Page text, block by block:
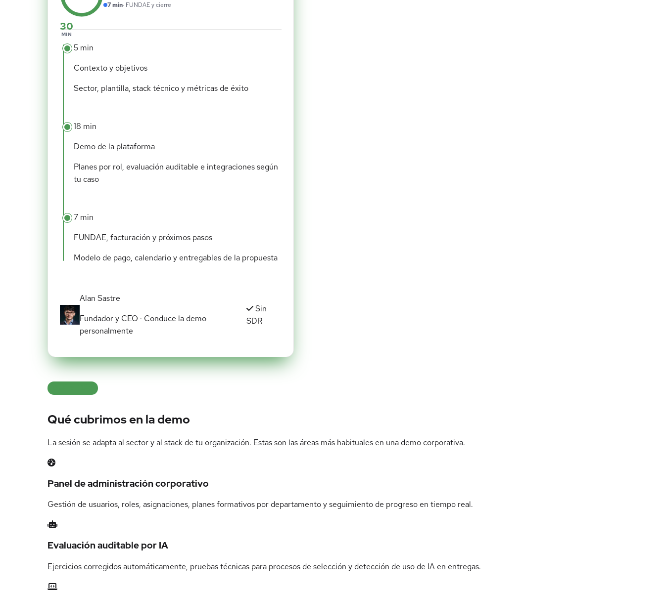
30
MIN
7 min· FUNDAE y cierre
5 min
Contexto y objetivos
Sector, plantilla, stack técnico y métricas de éxito
18 min
Demo de la plataforma
Planes por rol, evaluación auditable e integraciones según
tu caso
7 min
FUNDAE, facturación y próximos pasos
Modelo de pago, calendario y entregables de la propuesta
Alan Sastre
Fundador y CEO · Conduce la demo
personalmente
Sin
SDR
Qué cubrimos en la demo
La sesión se adapta al sector y al stack de tu organización. Estas son las áreas más habituales en una demo corporativa.
Panel de administración corporativo
Gestión de usuarios, roles, asignaciones, planes formativos por departamento y seguimiento de progreso en tiempo real.
Evaluación auditable por IA
Ejercicios corregidos automáticamente, pruebas técnicas para procesos de selección y detección de uso de IA en entregas.